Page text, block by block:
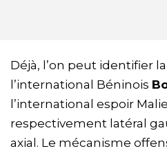
Déjà, l’on peut identifier
l’international Béninois
l’international espoir
respectivement latéral
axial. Le mécanisme